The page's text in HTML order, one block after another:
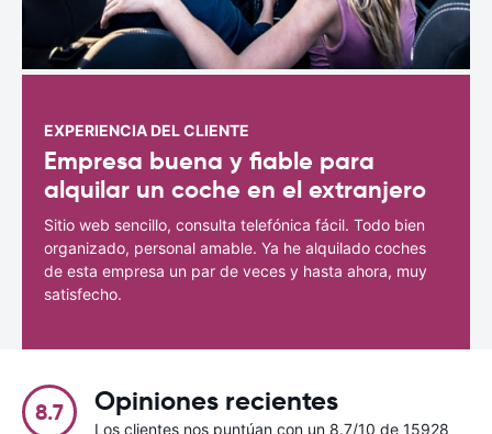
EXPERIENCIA DEL CLIENTE
Empresa buena y fiable para
alquilar un coche en el extranjero
Sitio web sencillo, consulta telefónica fácil. Todo bien
organizado, personal amable. Ya he alquilado coches
de esta empresa un par de veces y hasta ahora, muy
satisfecho.
8.7 Opiniones recientes
Los clientes nos puntúan con un 8.7/10 de 15928